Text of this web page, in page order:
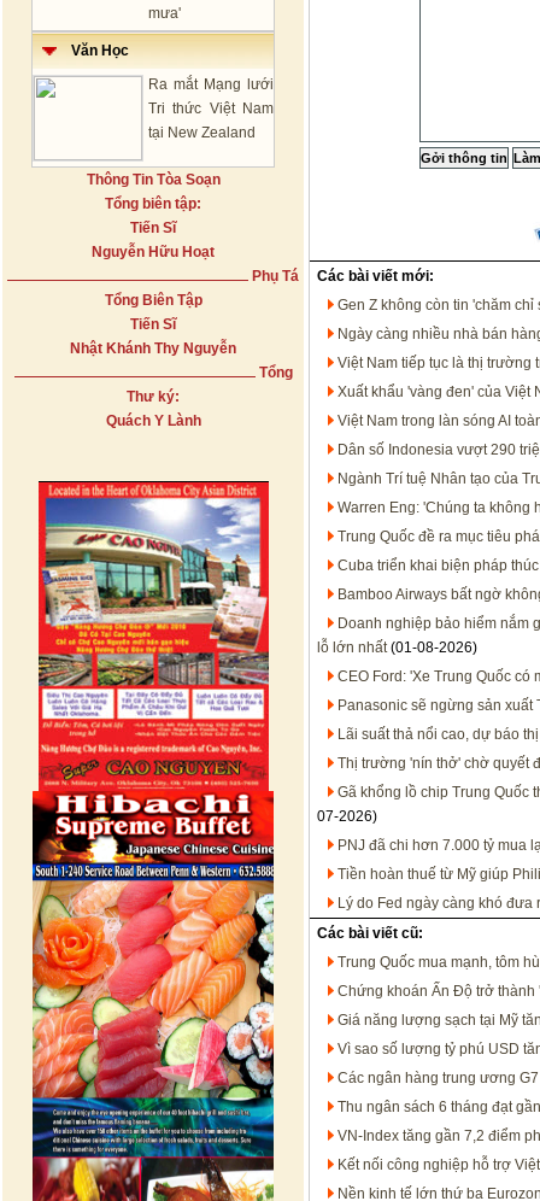
mưa'
Văn Học
Ra mắt Mạng lưới
Tri thức Việt Nam
tại New Zealand
Thông Tin Tòa Soạn
Tổng biên tập:
Tiến Sĩ
Nguyễn Hữu Hoạt
Phụ Tá
Tổng Biên Tập
Tiến Sĩ
Nhật Khánh Thy Nguyễn
Tổng
Thư ký:
Quách Y Lành
Các bài viết mới:
Gen Z không còn tin 'chăm chỉ
Ngày càng nhiều nhà bán
Việt Nam tiếp tục là thị trường
Xuất khẩu 'vàng đen' của Việt
Việt Nam trong làn sóng AI
Dân số Indonesia vượt 290
Ngành Trí tuệ Nhân tạo của
Warren Eng: 'Chúng ta không
Trung Quốc đề ra mục tiêu
Cuba triển khai biện pháp
Bamboo Airways bất ngờ
Doanh nghiệp bảo hiểm nắm
lỗ lớn nhất(01-08-2026)
CEO Ford: 'Xe Trung Quốc có
Panasonic sẽ ngừng sản xuất
Lãi suất thả nổi cao, dự báo
Thị trường 'nín thở' chờ quyết
Gã khổng lồ chip Trung Quốc
07-2026)
PNJ đã chi hơn 7.000 tỷ mua
Tiền hoàn thuế từ Mỹ giúp
Lý do Fed ngày càng khó đưa
Các bài viết cũ:
Trung Quốc mua mạnh, tôm
Chứng khoán Ấn Độ trở thành
Giá năng lượng sạch tại Mỹ
Vì sao số lượng tỷ phú USD
Các ngân hàng trung ương
Thu ngân sách 6 tháng đạt
VN-Index tăng gần 7,2 điểm
Kết nối công nghiệp hỗ trợ
Nền kinh tế lớn thứ ba